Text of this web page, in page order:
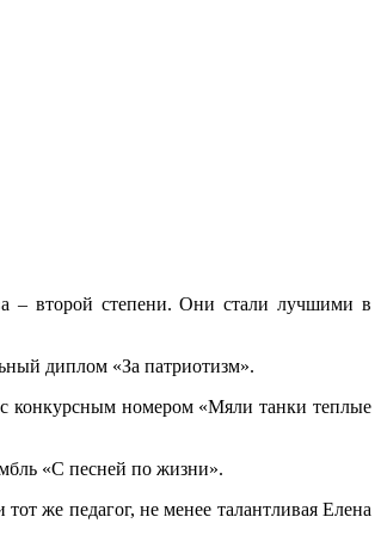
– второй степени. Они стали лучшими в
диплом «За патриотизм».
конкурсным номером «Мяли танки теплые
«С песней по жизни».
же педагог, не менее талантливая Елена